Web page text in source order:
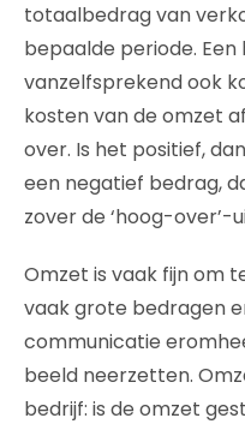
totaalbedrag van
bepaalde periode.
vanzelfsprekend ook
kosten van de omzet
over. Is het positief,
een negatief bedrag,
zover de ‘hoog-over’-
Omzet is vaak fijn om
vaak grote bedragen
communicatie
beeld neerzetten.
bedrijf: is de omzet